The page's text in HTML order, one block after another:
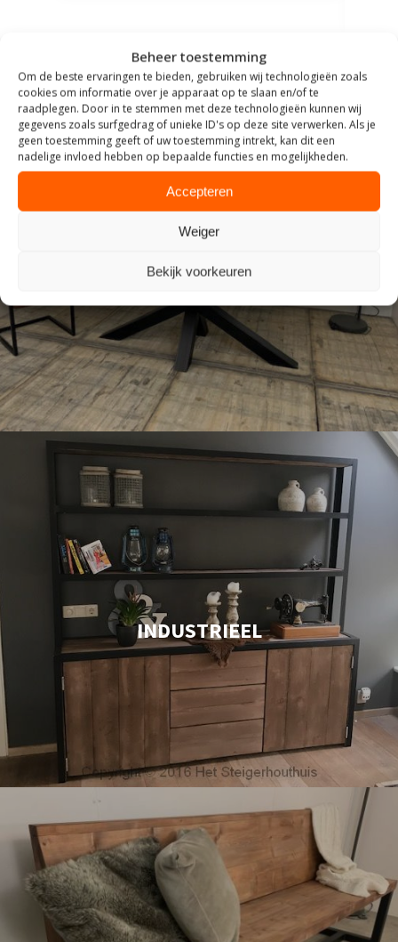
Beheer toestemming
Om de beste ervaringen te bieden, gebruiken wij technologieën zoals
cookies om informatie over je apparaat op te slaan en/of te
raadplegen. Door in te stemmen met deze technologieën kunnen wij
gegevens zoals surfgedrag of unieke ID's op deze site verwerken. Als je
geen toestemming geeft of uw toestemming intrekt, kan dit een
nadelige invloed hebben op bepaalde functies en mogelijkheden.
Accepteren
Weiger
Bekijk voorkeuren
TAFELS
INDUSTRIEEL